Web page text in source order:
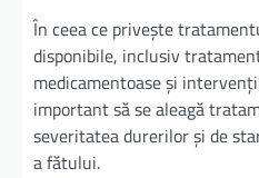
În ceea ce privește
disponibile, inclusiv
medicamentoase și
important să se aleagă
severitatea durerilor și de
a fătului.